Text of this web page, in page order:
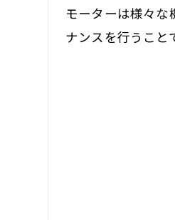
モーターは様々
ナンスを行うこと